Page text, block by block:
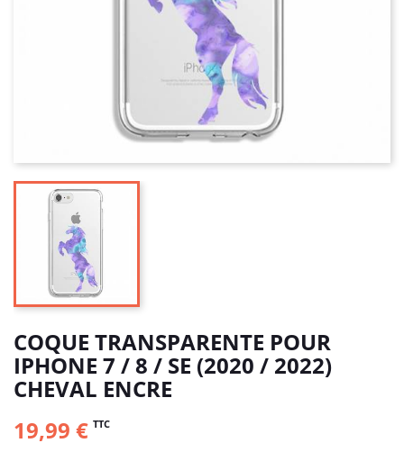
COQUE TRANSPARENTE POUR
IPHONE 7 / 8 / SE (2020 / 2022)
CHEVAL ENCRE
19,99 € TTC